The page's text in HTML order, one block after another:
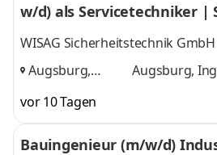
w/d) als Servicetechniker |
k
WISAG Sicherheitstechnik GmbH
Augsburg,
München,
Augsburg,
vor 10 Tagen
Bauingenieur (m/w/d)